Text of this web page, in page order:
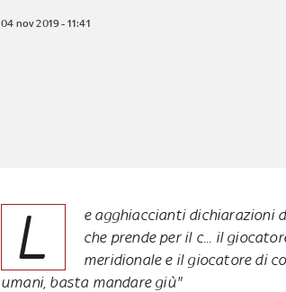
04 nov 2019 - 11:41
L
e agghiaccianti dichiarazioni
che prende per il c... il
meridionale e il giocatore di
umani, basta mandare giù"